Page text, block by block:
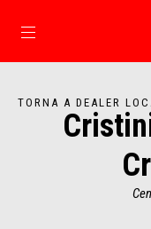
TORNA A DEALER